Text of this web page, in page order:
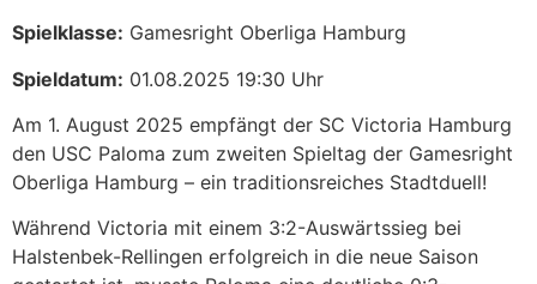
Spielklasse: Gamesright Oberliga Hamburg
Spieldatum: 01.08.2025 19:30 Uhr
Am 1. August 2025 empfängt der SC Victoria Hamburg
den USC Paloma zum zweiten Spieltag der Gamesright
Oberliga Hamburg – ein traditionsreiches Stadtduell!
Während Victoria mit einem 3:2-Auswärtssieg bei
Halstenbek-Rellingen erfolgreich in die neue Saison